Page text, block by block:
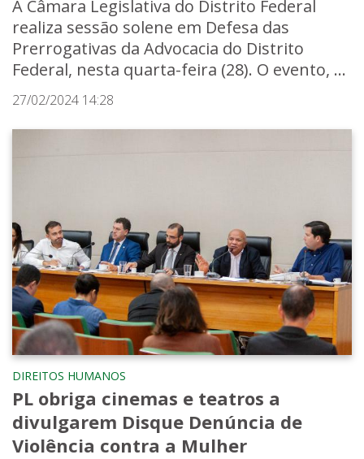
A Câmara Legislativa do Distrito Federal
realiza sessão solene em Defesa das
Prerrogativas da Advocacia do Distrito
Federal, nesta quarta-feira (28). O evento, ...
27/02/2024 14:28
DIREITOS HUMANOS
PL obriga cinemas e teatros a
divulgarem Disque Denúncia de
Violência contra a Mulher